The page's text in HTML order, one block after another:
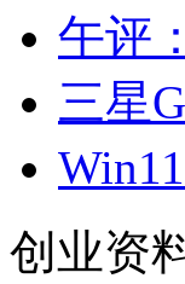
午评
三星
创业资